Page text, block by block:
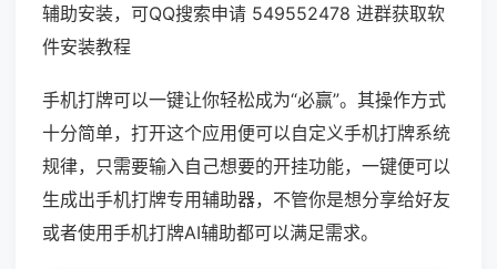
辅助安装，可QQ搜索申请 549552478 进群获取软
件安装教程
手机打牌可以一键让你轻松成为“必赢”。其操作方式
十分简单，打开这个应用便可以自定义手机打牌系统
规律，只需要输入自己想要的开挂功能，一键便可以
生成出手机打牌专用辅助器，不管你是想分享给好友
或者使用手机打牌AI辅助都可以满足需求。